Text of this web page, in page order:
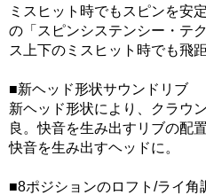
ミスヒット時でもスピンを安
の「スピンシステンシー・テ
ス上下のミスヒット時でも飛
■新ヘッド形状サウンドリブ
新ヘッド形状により、クラウ
良。快音を生み出すリブの配
快音を生み出すヘッドに。
■8ポジションのロフト/ライ角